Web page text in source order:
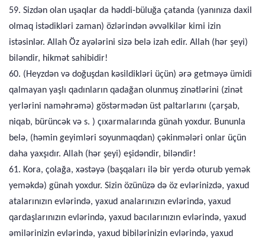
59. Sizdən olan uşaqlar da həddi-büluğa çatanda (yanınıza daxil
olmaq istədikləri zaman) özlərindən əvvəlkilər kimi izin
istəsinlər. Allah Öz ayələrini sizə belə izah edir. Allah (hər şeyi)
biləndir, hikmət sahibidir!
60. (Heyzdən və doğuşdan kəsildikləri üçün) ərə getməyə ümidi
qalmayan yaşlı qadınların qadağan olunmuş zinətlərini (zinət
yerlərini naməhrəmə) göstərmədən üst paltarlarını (çarşab,
niqab, bürüncək və s. ) çıxarmalarında günah yoxdur. Bununla
belə, (həmin geyimləri soyunmaqdan) çəkinmələri onlar üçün
daha yaxşıdır. Allah (hər şeyi) eşidəndir, biləndir!
61. Kora, çolağa, xəstəyə (başqaları ilə bir yerdə oturub yemək
yeməkdə) günah yoxdur. Sizin özünüzə də öz evlərinizdə, yaxud
atalarınızın evlərində, yaxud analarınızın evlərində, yaxud
qardaşlarınızın evlərində, yaxud bacılarınızın evlərində, yaxud
əmilərinizin evlərində, yaxud bibilərinizin evlərində, yaxud